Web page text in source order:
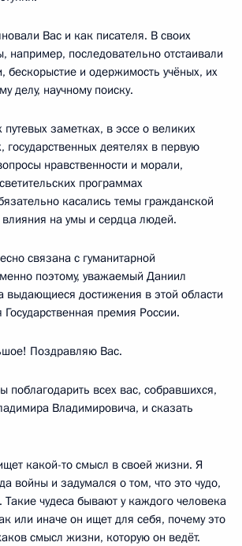
Вас и как писателя. В своих
например, последовательно отстаивали
бескорыстие и одержимость учёных, их
делу, научному поиску.
заметках, в эссе о великих
государственных деятелях в первую
нравственности и морали,
программах
касались темы гражданской
влияния на умы и сердца людей.
связана с гуманитарной
поэтому, уважаемый Даниил
выдающиеся достижения в этой области
премия России.
Поздравляю Вас.
поблагодарить всех вас, собравшихся,
Владимировича, и сказать
какой-то смысл в своей жизни. Я
войны и задумался о том, что это чудо,
Такие чудеса бывают у каждого человека
или иначе он ищет для себя, почему это
смысл жизни, которую он ведёт.